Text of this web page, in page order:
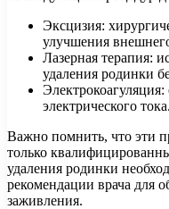
Эксцизия:
улучшения
Лазерная терапия:
удаления родинки
электрического тока.
Важно помнить, что эти
только
удаления родинки
рекомендации врача для
заживления.